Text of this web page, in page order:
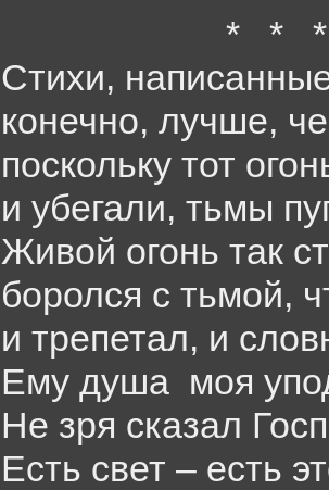
* * *
Стихи,
конечно, лучше,
поскольку тот
и убегали, тьмы
Живой огонь так
боролся с тьмой,
и трепетал, и
Ему душа моя
Не зря сказал
Есть свет – есть